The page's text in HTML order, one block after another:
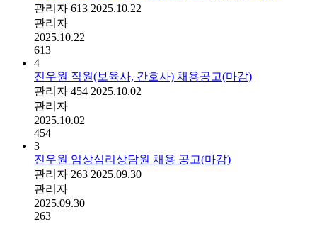
관리자 613 2025.10.22
관리자
2025.10.22
613
4
진우원 직원(보육사, 간호사) 채용공고(마감)
관리자 454 2025.10.02
관리자
2025.10.02
454
3
진우원 임상심리상담원 채용 공고(마감)
관리자 263 2025.09.30
관리자
2025.09.30
263